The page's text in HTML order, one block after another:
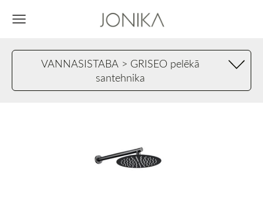
VANNASISTABA > GRISEO pelēkā
santehnika